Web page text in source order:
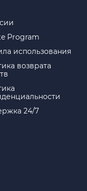
Program
использования
возврата
24/7